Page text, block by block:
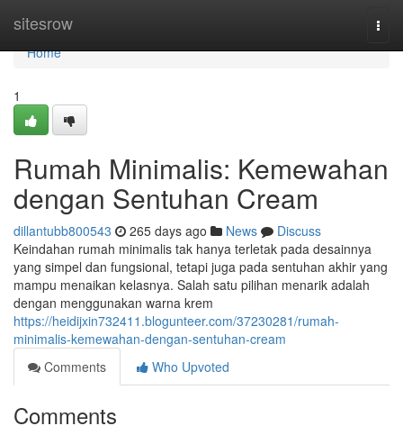
sitesrow
Home
Home
1
Rumah Minimalis: Kemewahan
dengan Sentuhan Cream
dillantubb800543 265 days ago News
Discuss
Keindahan rumah minimalis tak hanya terletak pada desainnya
yang simpel dan fungsional, tetapi juga pada sentuhan akhir yang
mampu menaikan kelasnya. Salah satu pilihan menarik adalah
dengan menggunakan warna krem
https://heidijxin732411.blogunteer.com/37230281/rumah-
minimalis-kemewahan-dengan-sentuhan-cream
Comments
Who Upvoted
Comments